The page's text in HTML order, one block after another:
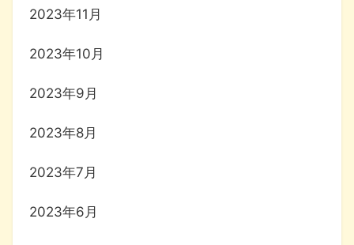
2023年11月
2023年10月
2023年9月
2023年8月
2023年7月
2023年6月